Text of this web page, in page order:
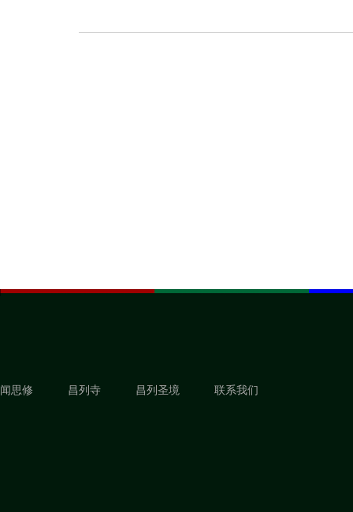
闻思修 昌列寺 昌列圣境 联系我们